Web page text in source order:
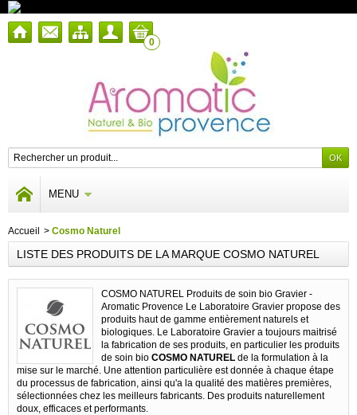
0
MENU
Accueil > Cosmo Naturel
LISTE DES PRODUITS DE LA MARQUE COSMO NATUREL
COSMO NATUREL Produits de soin bio Gravier -
Aromatic Provence Le Laboratoire Gravier propose des
produits haut de gamme entièrement naturels et
biologiques. Le Laboratoire Gravier a toujours maitrisé
la fabrication de ses produits, en particulier les produits
de soin bio COSMO NATUREL de la formulation à la
mise sur le marché. Une attention particulière est donnée à chaque étape
du processus de fabrication, ainsi qu'a la qualité des matières premières,
sélectionnées chez les meilleurs fabricants. Des produits naturellement
doux, efficaces et performants.